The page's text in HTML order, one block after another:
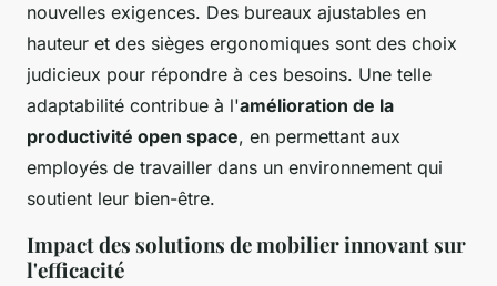
nouvelles exigences. Des bureaux ajustables en
hauteur et des sièges ergonomiques sont des choix
judicieux pour répondre à ces besoins. Une telle
adaptabilité contribue à l'amélioration de la
productivité open space, en permettant aux
employés de travailler dans un environnement qui
soutient leur bien-être.
Impact des solutions de mobilier innovant sur
l'efficacité